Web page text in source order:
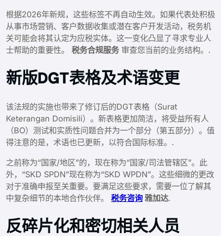
根据2026年新规，这些标签不再自动生效。如果代表处积极
从事市场营销、客户数据收集或潜在客户开发活动，税务机
关可能会将其认定为应税实体。这一变化凸显了寻求专业人
士帮助的重要性。 税务合规服务审查您当前的业务结构。.
新版DGT表格及术语变更
该法规的实施也带来了修订后的DGT表格（Surat
Keterangan Domisili）。新表格更加简洁，将受益所有人
（BO）测试和实质性问题合并为一个部分（第五部分）。值
得注意的是，术语也已更新，以符合国际标准。.
之前称为“国家/地区”的，现在称为“国家/司法管辖区”。此
外，“SKD SPDN”现在称为“SKD WPDN”。这些细微的更改
对于准确申报至关重要。要满足这些要求，需要一位了解其
中复杂细节的本地合作伙伴。 税务咨询 雅加达.
反碎片化和密切相关人员